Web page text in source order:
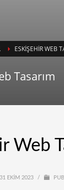
ESKIŞEHIR WEB
Tasarım
Web
EKIM 2023 /